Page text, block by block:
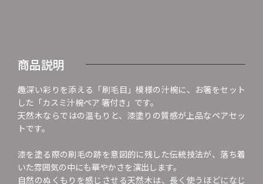
商品説明
趣深い彩りを添える「刷毛目」模様の汁椀に、お箸をセット
した「カスミ汁椀ペア 箸付き」です。
天然木ならではの温もりと、漆塗りの質感が上品なペアセッ
トです。
漆を塗る際の刷毛の跡を意図的に残した伝統技法が、落ち着
いた雰囲気の中にも華やかさを演出します。
自然のぬくもりを感じさせる天然木は、長く使うほどになじ